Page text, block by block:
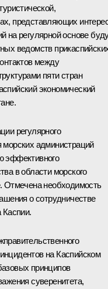
представляющих
на регулярной основе
ведомств
между
пяти стран
экономический
регулярного
морских администраций
эффективного
в области морского
Отмечена необходимость
о сотрудничестве
Каспии.
на Каспийском
принципов
суверенитета,